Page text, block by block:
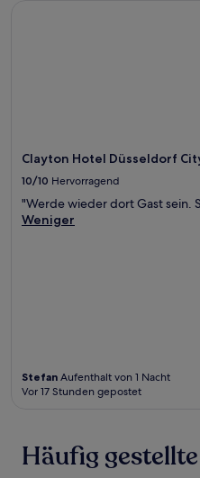
Clayton Hotel Düsseldorf
10/10 Hervorragend
"Werde wieder dort Gast sein.
Weniger
Stefan Aufenthalt von 1 Nacht
Vor 17 Stunden gepostet
Häufig